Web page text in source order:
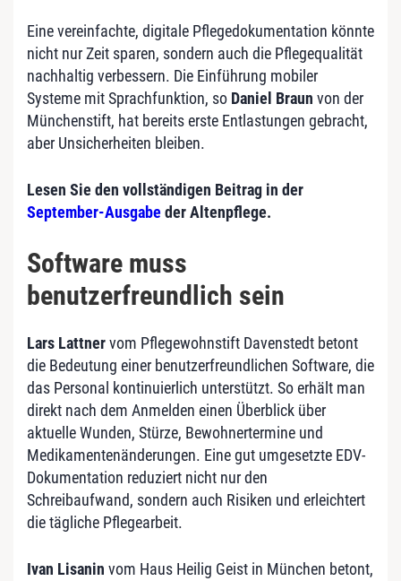
Eine vereinfachte, digitale Pflegedokumentation könnte
nicht nur Zeit sparen, sondern auch die Pflegequalität
nachhaltig verbessern. Die Einführung mobiler
Systeme mit Sprachfunktion, so Daniel Braun von der
Münchenstift, hat bereits erste Entlastungen gebracht,
aber Unsicherheiten bleiben.
Lesen Sie den vollständigen Beitrag in der
September-Ausgabeder Altenpflege.
Software muss
benutzerfreundlich sein
Lars Lattnervom Pflegewohnstift Davenstedt betont
die Bedeutung einer benutzerfreundlichen Software, die
das Personal kontinuierlich unterstützt. So erhält man
direkt nach dem Anmelden einen Überblick über
aktuelle Wunden, Stürze, Bewohnertermine und
Medikamentenänderungen. Eine gut umgesetzte EDV-
Dokumentation reduziert nicht nur den
Schreibaufwand, sondern auch Risiken und erleichtert
die tägliche Pflegearbeit.
Ivan Lisanin vom Haus Heilig Geist in München betont,